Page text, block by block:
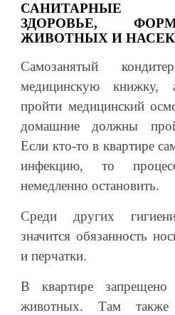
САНИТАРНЫЕ
ЗДОРОВЬЕ,
ЖИВОТНЫХ И
Самозанятый
медицинскую книжку,
пройти медицинский
домашние должны
Если кто-то в квартире
инфекцию, то
немедленно остановить.
Среди других
значится обязанность
и перчатки.
В квартире
животных. Там